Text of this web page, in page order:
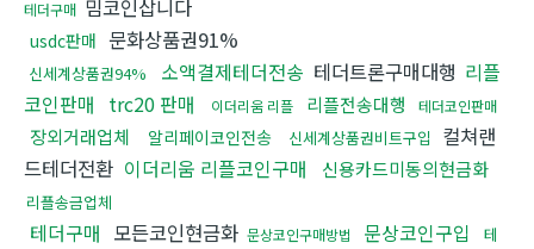
테더구매 밈코인삽니다
usdc판매 문화상품권91%
신세계상품권94% 소액결제테더전송 테더트론구매대행 리플
코인판매 trc20 판매 이더리움 리플 리플전송대행 테더코인판매
장외거래업체 알리페이코인전송 신세계상품권비트구입
컬쳐랜
드테더전환 이더리움 리플코인구매 신용카드미동의현금화
리플송금업체
테더구매 모든코인현금화 문상코인구매방법 문상코인구입
테